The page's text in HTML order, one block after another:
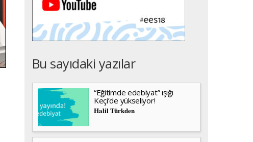
Bu sayıdaki yazılar
“Eğitimde edebiyat” ışığı
Keçi’de yükseliyor!
Halil Türkden